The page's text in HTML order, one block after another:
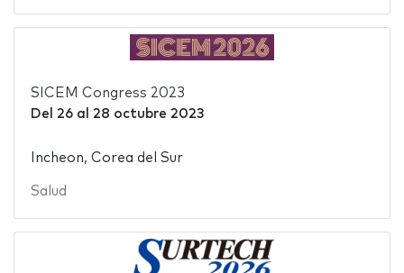
SICEM Congress 2023
Del 26al 28 octubre 2023
Incheon, Corea del Sur
Salud